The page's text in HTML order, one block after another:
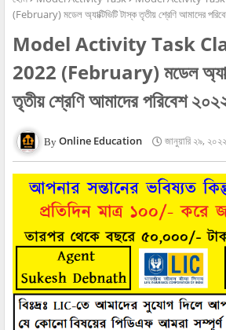
(February) মডেল অ্যাক্টিভিটি টাস্ক তৃতীয় শ্রেণি আমাদের
Model Activity Task
2022 (February) মডেল
তৃতীয় শ্রেণি আমাদের পরিবেশ
Online Education জানুয়ারি ২৯, ২০২২